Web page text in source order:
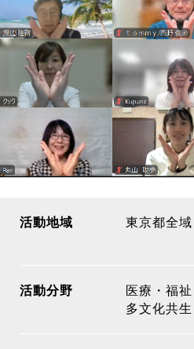
活動地域 東京都全域
活動分野 医療・福
多文化共